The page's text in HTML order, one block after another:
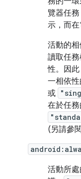
覽器任
示，而在
活動的
讀取任
性。因
一相依
或
在於任
(另請參閱
活動所